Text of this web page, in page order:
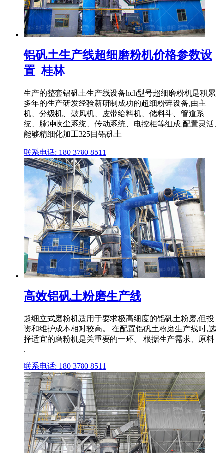
铝矾土生产线超细磨粉机价格参数设
置_桂林
生产的整套铝矾土生产线设备hch型号超细磨粉机是积累
多年的生产研发经验新研制成功的超细粉碎设备,由主
机、分级机、鼓风机、皮带给料机、储料斗、管道系
统、脉冲收尘系统、传动系统、电控柜等组成,配置灵活,
能够精细化加工325目铝矾土
联系电话: 180 3780 8511
高效铝矾土粉磨生产线
超细立式磨粉机适用于要求极高细度的铝矾土粉磨,但投
资和维护成本相对较高。 在配置铝矾土粉磨生产线时,选
择适宜的磨粉机是关重要的一环。 根据生产需求、原料
.
联系电话: 180 3780 8511